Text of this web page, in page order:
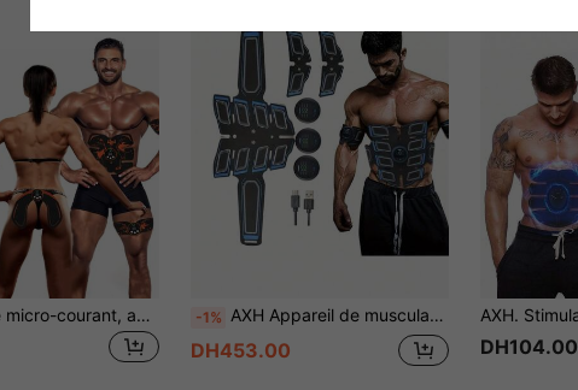
Impulsion de micro-courant, appareil de fitness abdominal à impulsion EMS, appareil de beauté pour les fesses, entraîneur musculaire, patch abdominal magique, appareil de fitness abdominal rechargeable -1% AXH Appareil de musculation abdominale rechargeable, équipement de renforcement musculaire / équipement de fitness ultime pour la maison pour hommes et femmes
DH453.00 DH104.00